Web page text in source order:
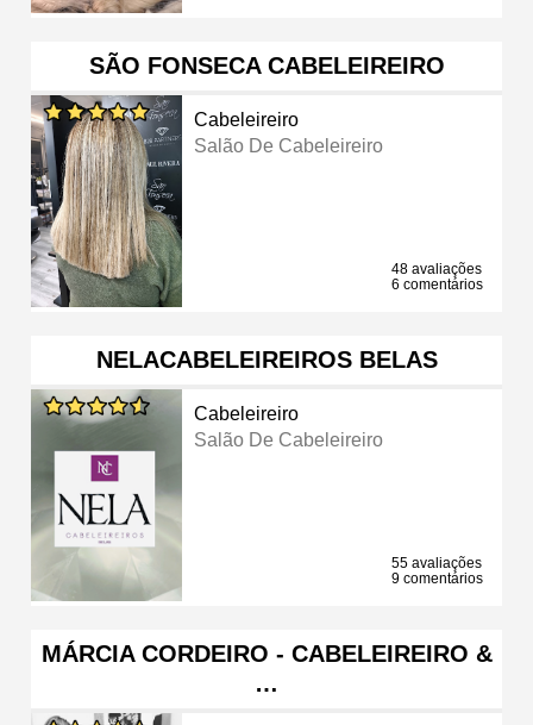
SÃO FONSECA CABELEIREIRO
Cabeleireiro
Salão De Cabeleireiro
48 avaliações
6 comentários
NELACABELEIREIROS BELAS
Cabeleireiro
Salão De Cabeleireiro
55 avaliações
9 comentários
MÁRCIA CORDEIRO - CABELEIREIRO &
…